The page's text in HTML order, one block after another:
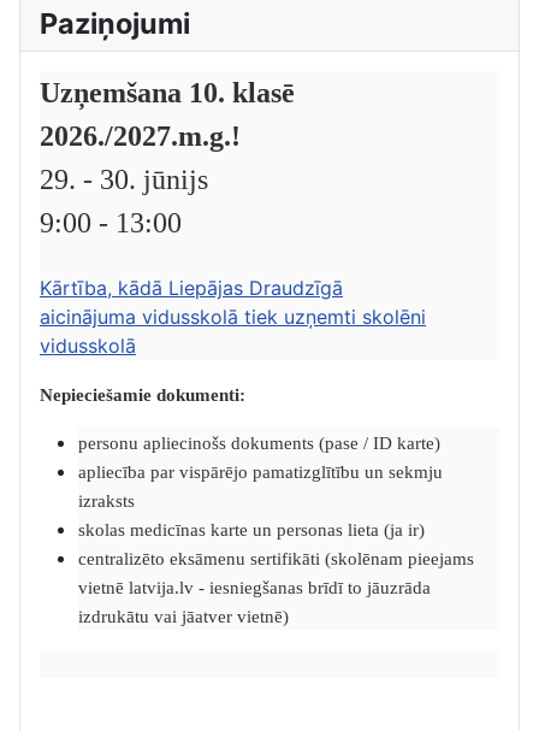
Paziņojumi
Uzņemšana 10. klasē
2026./2027.m.g.!
29. - 30. jūnijs
9:00 - 13:00
Kārtība, kādā Liepājas Draudzīgā
aicinājuma vidusskolā tiek uzņemti skolēni
vidusskolā
Nepieciešamie dokumenti:
personu apliecinošs dokuments (pase / ID karte)
apliecība par vispārējo pamatizglītību un sekmju
izraksts
skolas medicīnas karte un personas lieta (ja ir)
centralizēto eksāmenu sertifikāti (skolēnam pieejams
vietnē latvija.lv - iesniegšanas brīdī to jāuzrāda
izdrukātu vai jāatver vietnē)